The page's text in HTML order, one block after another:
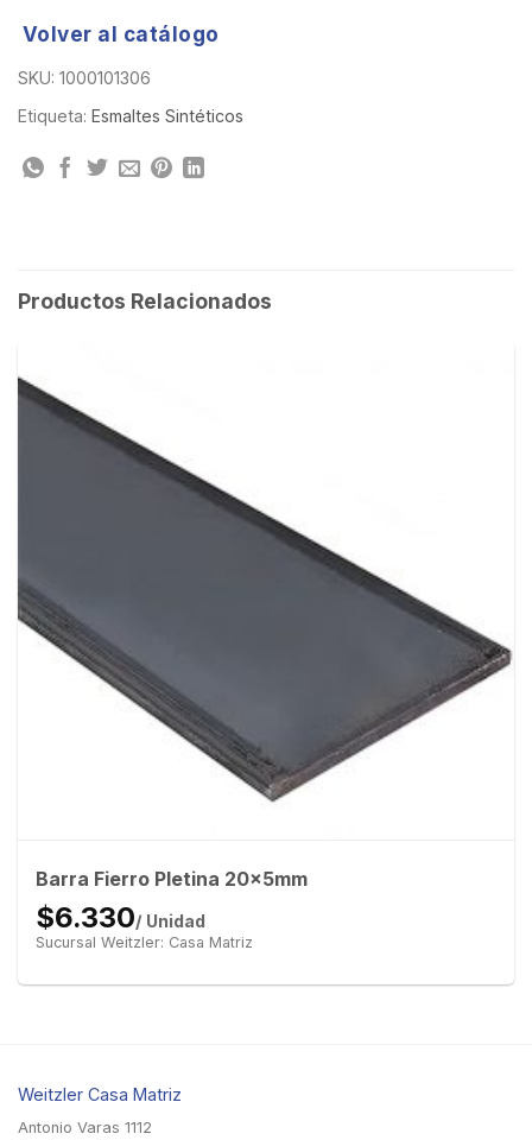
Volver al catálogo
SKU: 1000101306
Etiqueta: Esmaltes Sintéticos
Productos Relacionados
Barra Fierro Pletina 20x5mm
$6.330/ Unidad
Sucursal Weitzler: Casa Matriz
Weitzler Casa Matriz
Antonio Varas 1112